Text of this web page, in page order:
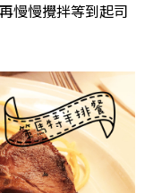
慢慢攪拌等到起司